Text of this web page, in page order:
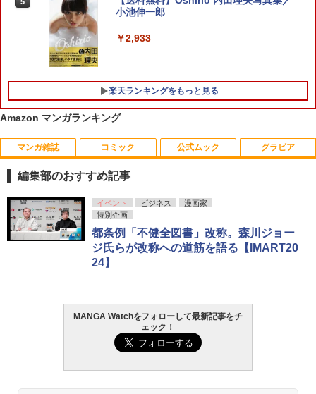
セカンドライフを謳歌する。 〜俺は武
ポイント』を付与できるし、俺の意思で
いつでも効果を【電子書籍】
（7） 【電子書籍】[ ナガノ ]
￥1,375
1 （花とゆめコミックススペシャル） [
小池伸一郎
￥2,933
楽天ランキングをもっと見る
Amazon マンガランキング
マンガ雑誌
1
週刊少年サンデー 2026年36・37合併号
（2026年8月5日発売号） [雑誌]
￥379
週刊少年マガジン 2026年36・37号[202
6年8月5日発売] [雑誌]
￥400
コミック
1 ビビビコミック 創刊記念号 ([実用品])
￥1,730
薬屋のひとりごと 17巻 (デジタル版ビッ
グガンガンコミックス)
￥770
公式ムック
1 F.S.S. EPISODES of 40th MEMORIAL
￥3,630
￥1,650
グラビア
1 さくら1st写真集（仮）
￥3,960
日向坂46 藤嶌果歩 1st写真集 果実の歩
幅
￥2,640
編集部のおすすめ記事
イベント ビジネス
漫画家
特別企画
都条例「不健全図書」改称。森川ジョー
ジ氏らが改称への道筋を語る【IMART20
24】
MANGA Watchをフォローして最新記事をチ
ェック！